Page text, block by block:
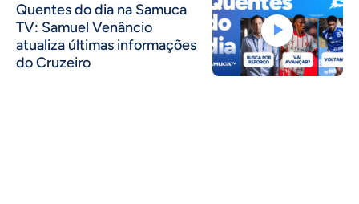
Quentes do dia na Samuca
TV: Samuel Venâncio
atualiza últimas informações
do Cruzeiro